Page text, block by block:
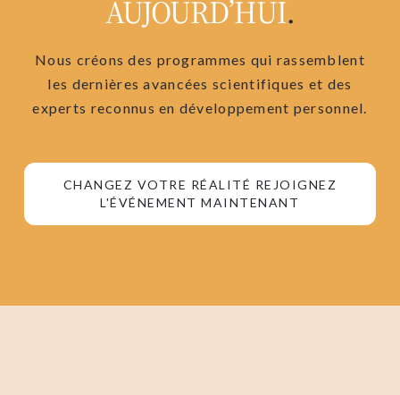
AUJOURD’HUI.
Nous créons des programmes qui rassemblent
les dernières avancées scientifiques et des
experts reconnus en développement personnel.
CHANGEZ VOTRE RÉALITÉ REJOIGNEZ
L'ÉVÉNEMENT MAINTENANT